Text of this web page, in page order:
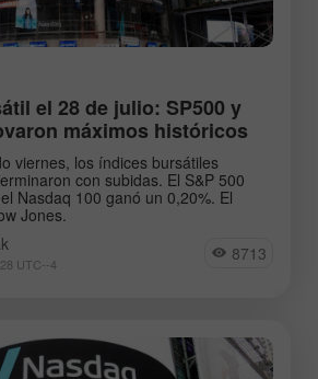
el 28 de julio: SP500 y
máximos históricos
viernes, los índices bursátiles
con subidas. El S&P 500
Nasdaq 100 ganó un 0,20%. El
Jones.
UTC--4 8713